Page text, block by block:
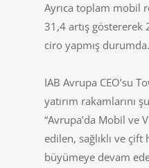
Ayrıca toplam mobil
31,4 artış göstererek
ciro yapmış durumda.
IAB Avrupa CEO’su
yatırım rakamlarını
“Avrupa’da Mobil ve
edilen, sağlıklı ve
büyümeye devam